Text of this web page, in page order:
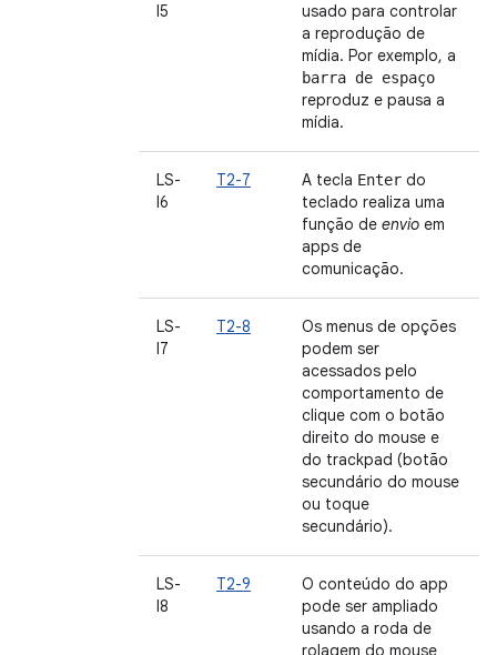
I5
usado para controlar
a reprodução de
mídia. Por exemplo, a
barra de espaço
reproduz e pausa a
mídia.
LS-
I6
T2-7 A tecla Enter do
teclado realiza uma
função de envio em
apps de
comunicação.
LS-
I7
T2-8
Os menus de opções
podem ser
acessados pelo
comportamento de
clique com o botão
direito do mouse e
do trackpad (botão
secundário do mouse
ou toque
secundário).
LS-
I8
T2-9
O conteúdo do app
pode ser ampliado
usando a roda de
rolagem do mouse